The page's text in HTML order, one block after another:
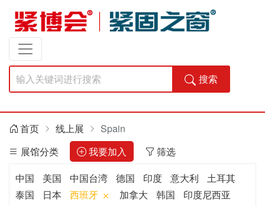
搜索
首页 线上展
Spain
展馆分类
我要加入
筛选
中国
美国 中国台湾 德国 印度 意大利
土耳其
泰国
日本 西班牙 加拿大 韩国
印度尼西亚